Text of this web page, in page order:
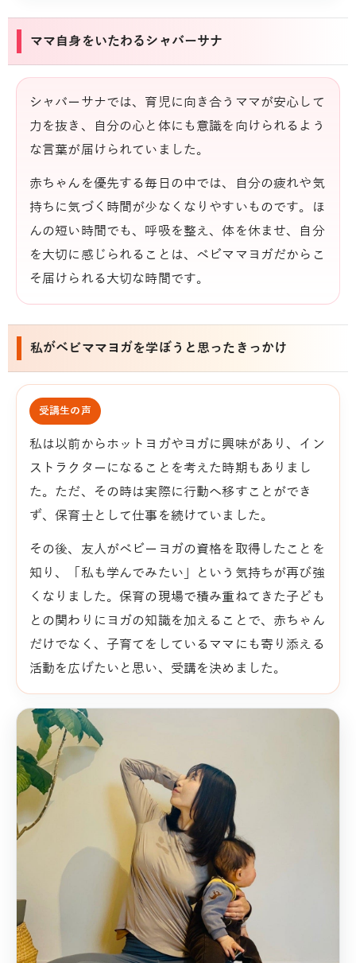
ママ自身をいたわるシャバーサナ
シャバーサナでは、育児に向き合うママが安心して
力を抜き、自分の心と体にも意識を向けられるよう
な言葉が届けられていました。
赤ちゃんを優先する毎日の中では、自分の疲れや気
持ちに気づく時間が少なくなりやすいものです。ほ
んの短い時間でも、呼吸を整え、体を休ませ、自分
を大切に感じられることは、ベビママヨガだからこ
そ届けられる大切な時間です。
私がベビママヨガを学ぼうと思ったきっかけ
受講生の声
私は以前からホットヨガやヨガに興味があり、イン
ストラクターになることを考えた時期もありまし
た。ただ、その時は実際に行動へ移すことができ
ず、保育士として仕事を続けていました。
その後、友人がベビーヨガの資格を取得したことを
知り、「私も学んでみたい」という気持ちが再び強
くなりました。保育の現場で積み重ねてきた子ども
との関わりにヨガの知識を加えることで、赤ちゃん
だけでなく、子育てをしているママにも寄り添える
活動を広げたいと思い、受講を決めました。